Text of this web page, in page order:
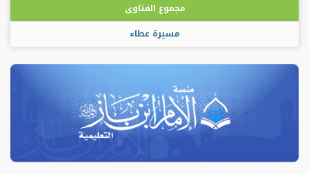
مجموع الفتاوى
مسيرة عطاء